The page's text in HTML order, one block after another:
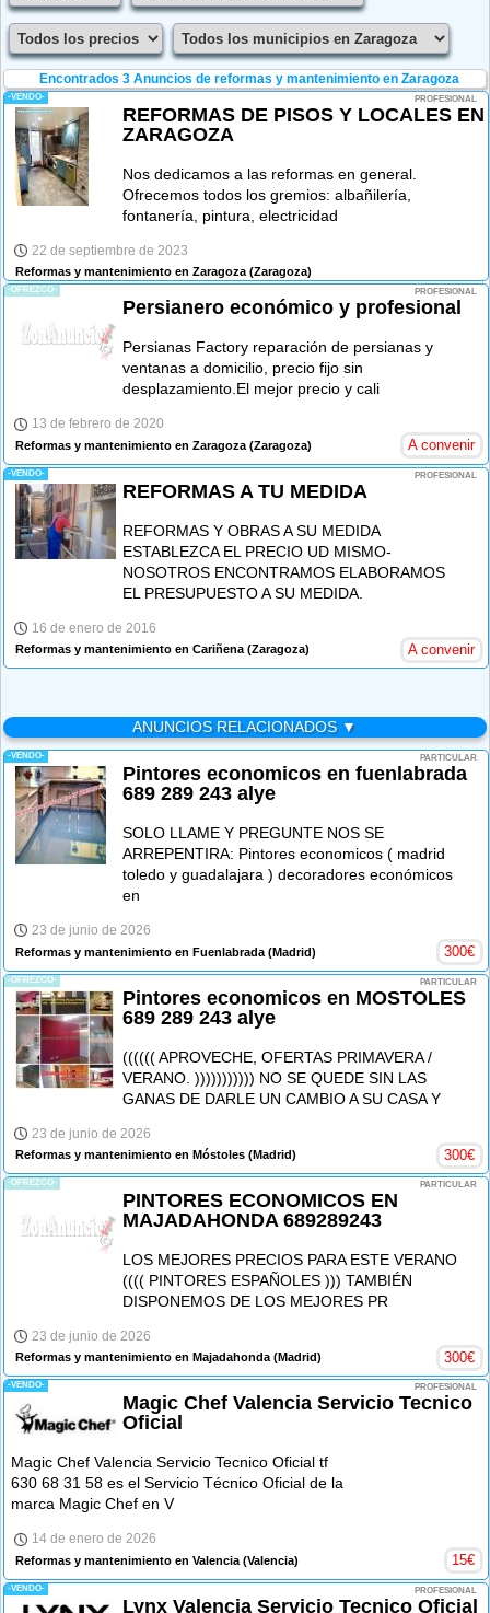
Encontrados 3Anuncios de reformas y mantenimiento en Zaragoza
-VENDO- PROFESIONAL
REFORMAS DE PISOS Y LOCALES EN
ZARAGOZA
Nos dedicamos a las reformas en general.
Ofrecemos todos los gremios: albañilería,
fontanería, pintura, electricidad
22 de septiembre de 2023
Reformas y mantenimiento en Zaragoza (Zaragoza)
-OFREZCO- PROFESIONAL
Persianero económico y profesional
Persianas Factory reparación de persianas y
ventanas a domicilio, precio fijo sin
desplazamiento.El mejor precio y cali
13 de febrero de 2020
Reformas y mantenimiento en Zaragoza (Zaragoza) A convenir
-VENDO- PROFESIONAL
REFORMAS A TU MEDIDA
REFORMAS Y OBRAS A SU MEDIDA
ESTABLEZCA EL PRECIO UD MISMO-
NOSOTROS ENCONTRAMOS ELABORAMOS
EL PRESUPUESTO A SU MEDIDA.
16 de enero de 2016
Reformas y mantenimiento en Cariñena (Zaragoza) A convenir
ANUNCIOS RELACIONADOS ▼
-VENDO- PARTICULAR
Pintores economicos en fuenlabrada
689 289 243 alye
SOLO LLAME Y PREGUNTE NOS SE
ARREPENTIRA: Pintores economicos ( madrid
toledo y guadalajara ) decoradores económicos
en
23 de junio de 2026
Reformas y mantenimiento en Fuenlabrada (Madrid) 300€
-OFREZCO- PARTICULAR
Pintores economicos en MOSTOLES
689 289 243 alye
(((((( APROVECHE, OFERTAS PRIMAVERA /
VERANO. ))))))))))) NO SE QUEDE SIN LAS
GANAS DE DARLE UN CAMBIO A SU CASA Y
23 de junio de 2026
Reformas y mantenimiento en Móstoles (Madrid) 300€
-OFREZCO- PARTICULAR
PINTORES ECONOMICOS EN
MAJADAHONDA 689289243
LOS MEJORES PRECIOS PARA ESTE VERANO
(((( PINTORES ESPAÑOLES ))) TAMBIÉN
DISPONEMOS DE LOS MEJORES PR
23 de junio de 2026
Reformas y mantenimiento en Majadahonda(Madrid) 300€
-VENDO- PROFESIONAL
Magic Chef Valencia Servicio Tecnico
Oficial
Magic Chef Valencia Servicio Tecnico Oficial tf
630 68 31 58 es el Servicio Técnico Oficial de la
marca Magic Chef en V
14 de enero de 2026
Reformas y mantenimiento en Valencia (Valencia) 15€
-VENDO- PROFESIONAL
Lynx Valencia Servicio Tecnico Oficial